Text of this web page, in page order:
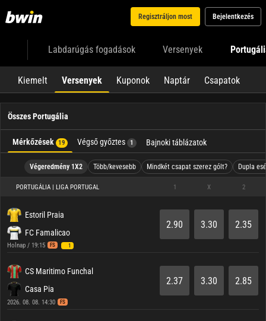
Regisztráljon most Bejelentkezés
Labdarúgás fogadások Versenyek
Kiemelt Versenyek Kuponok Naptár Csapatok
Összes Portugália
Mérkőzések 19 Végső győztes 1 Bajnoki táblázatok
Végeredmény 1X2 Több/kevesebb Mindkét csapat szerez gólt? Dupla
PORTUGÁLIA | LIGA PORTUGAL 1 X 2
Estoril Praia
FC Famalicao
Holnap / 19:15 FS 1
2.90 3.30 2.35
CS Maritimo Funchal
Casa Pia
2026. 08. 08. 14:30 FS
2.37 3.30 2.85